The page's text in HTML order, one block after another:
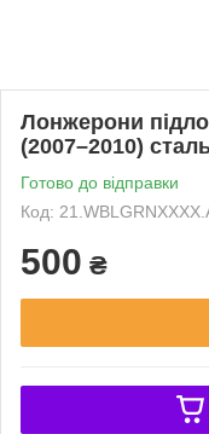
Лонжерони
(2007–2010)
Готово до відправки
Код:
500 ₴